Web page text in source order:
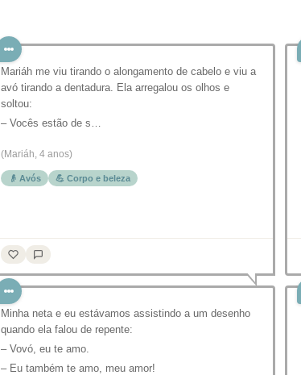
Mariáh me viu tirando o alongamento de cabelo e viu a
avó tirando a dentadura. Ela arregalou os olhos e
soltou:
– Vocês estão de s…
(Mariáh, 4 anos)
👴 Avós 💪 Corpo e beleza
Minha neta e eu estávamos assistindo a um desenho
quando ela falou de repente:
– Vovó, eu te amo.
– Eu também te amo, meu amor!